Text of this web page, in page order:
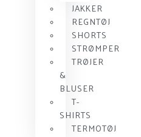
JAKKER
REGNTØJ
SHORTS
STRØMPER
TRØJER
&
BLUSER
T-
SHIRTS
TERMOTØJ